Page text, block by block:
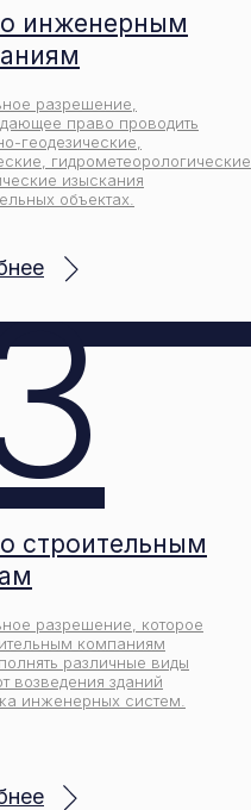
строительным
разрешение, которое
компаниям
различные виды
возведения зданий
инженерных систем.
инженерным
разрешение,
право проводить
геодезические,
гидрометеорологические
изыскания
объектах.